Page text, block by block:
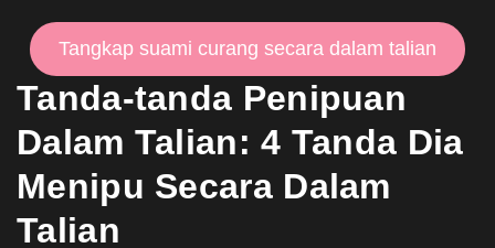
Tangkap suami curang secara dalam talian
Tanda-tanda Penipuan
Dalam Talian: 4 Tanda Dia
Menipu Secara Dalam
Talian